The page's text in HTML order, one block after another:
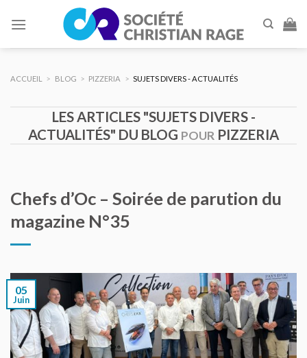
ACCUEIL > BLOG > PIZZERIA > SUJETS DIVERS - ACTUALITÉS
LES ARTICLES "SUJETS DIVERS -
ACTUALITÉS" DU BLOG POUR PIZZERIA
Chefs d’Oc – Soirée de parution du
magazine N°35
05
Juin